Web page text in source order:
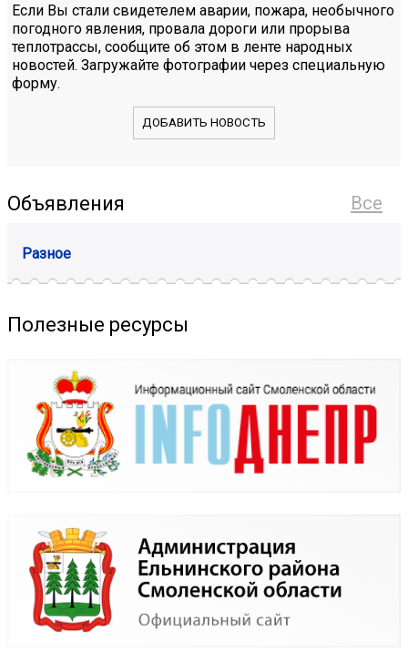
Если Вы стали свидетелем аварии, пожара, необычного
погодного явления, провала дороги или прорыва
теплотрассы, сообщите об этом в ленте народных
новостей. Загружайте фотографии через специальную
форму.
ДОБАВИТЬ НОВОСТЬ
Все
Объявления
Разное
Полезные ресурсы